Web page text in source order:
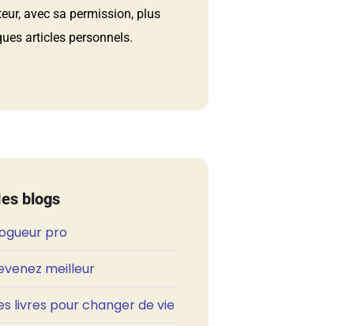
avec sa permission, plus
articles personnels.
blogs
pro
meilleur
livres pour changer de vie